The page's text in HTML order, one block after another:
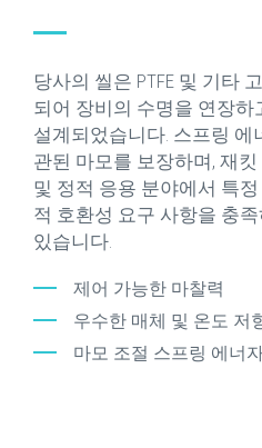
당사의 씰은 PTFE 및 기타
되어 장비의 수명을 연장
설계되었습니다. 스프링 에
관된 마모를 보장하며, 재
및 정적 응용 분야에서 특
적 호환성 요구 사항을 충
있습니다.
제어 가능한 마찰력
우수한 매체 및 온도 저
마모 조절 스프링 에너